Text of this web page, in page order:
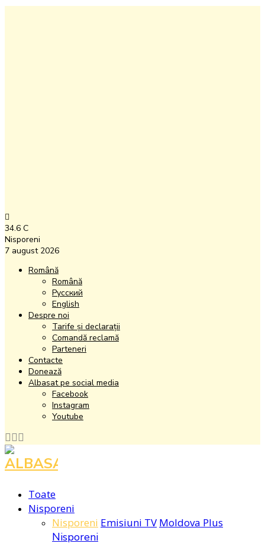
34.6 C
Nisporeni
7 august 2026
Română
Română
Русский
English
Despre noi
Tarife și declarații
Comandă reclamă
Parteneri
Contacte
Donează
Albasat pe social media
Facebook
Instagram
Youtube
Facebook
Instagram
Toate
Nisporeni
Nisporeni Emisiuni TV Moldova Plus
Nisporeni